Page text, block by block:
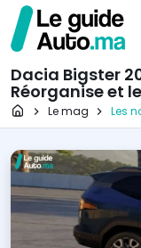
Dacia Bigster
Réorganise et
Page d'accueil
Le mag Les